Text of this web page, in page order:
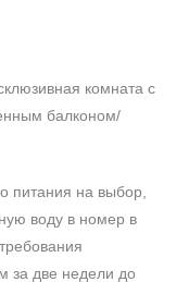
комната с
балконом/
питания на выбор,
воду в номер в
за две недели до